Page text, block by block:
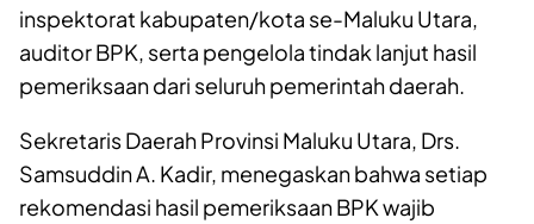
inspektorat kabupaten/kota se-Maluku Utara,
auditor BPK, serta pengelola tindak lanjut hasil
pemeriksaan dari seluruh pemerintah daerah.
Sekretaris Daerah Provinsi Maluku Utara, Drs.
Samsuddin A. Kadir, menegaskan bahwa setiap
rekomendasi hasil pemeriksaan BPK wajib